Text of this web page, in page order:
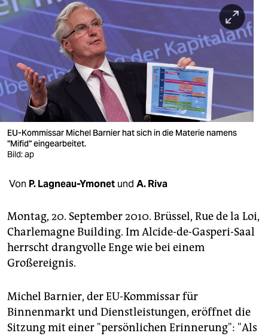
berlin
nord
wahrheit
verlag
verlag
veranstaltungen
unterstützen
abo
genossenschaft
epaper login
EU-Kommissar Michel Barnier hat sich in die Materie namens
"Mifid" eingearbeitet.
Bild: ap
Von P. Lagneau-Ymonet und A. Riva
Montag, 20. September 2010. Brüssel, Rue de la Loi,
Charlemagne Building. Im Alcide-de-Gasperi-Saal
herrscht drangvolle Enge wie bei einem
Großereignis.
Michel Barnier, der EU-Kommissar für
Binnenmarkt und Dienstleistungen, eröffnet die
Sitzung mit einer "persönlichen Erinnerung": "Als